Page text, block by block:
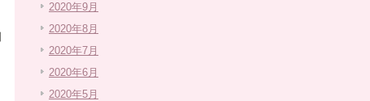
2020年9月
2020年8月
2020年7月
2020年6月
2020年5月